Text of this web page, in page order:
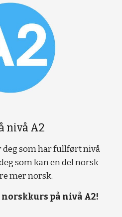
nivå A2
deg som har fullført nivå
som kan en del norsk
mer norsk.
på nivå A2!